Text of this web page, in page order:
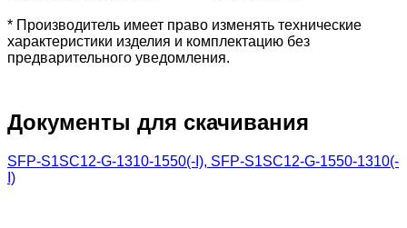
* Производитель имеет право изменять технические
характеристики изделия и комплектацию без
предварительного уведомления.
Документы для скачивания
SFP-S1SC12-G-1310-1550(-I), SFP-S1SC12-G-1550-1310(-
I)